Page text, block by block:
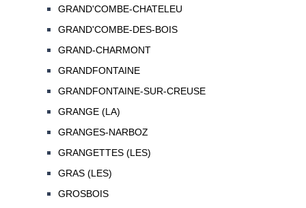
GRAND'COMBE-CHATELEU
GRAND'COMBE-DES-BOIS
GRAND-CHARMONT
GRANDFONTAINE
GRANDFONTAINE-SUR-CREUSE
GRANGE (LA)
GRANGES-NARBOZ
GRANGETTES (LES)
GRAS (LES)
GROSBOIS